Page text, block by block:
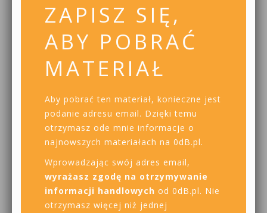
ZAPISZ SIĘ,
ABY POBRAĆ
MATERIAŁ
Aby pobrać ten materiał, konieczne jest
podanie adresu email. Dzięki temu
otrzymasz ode mnie informacje o
najnowszych materiałach na 0dB.pl.
Wprowadzając swój adres email,
wyrażasz zgodę na otrzymywanie
informacji handlowych od 0dB.pl. Nie
otrzymasz więcej niż jednej